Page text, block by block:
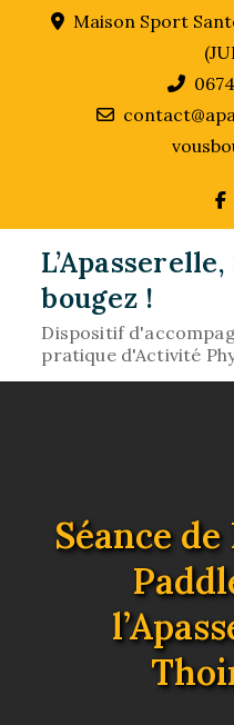
Maison Sport
bougez !
Dispositif
pratique d'Activité
Séance